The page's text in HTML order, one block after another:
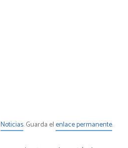
Noticias. Guarda elenlace permanente.